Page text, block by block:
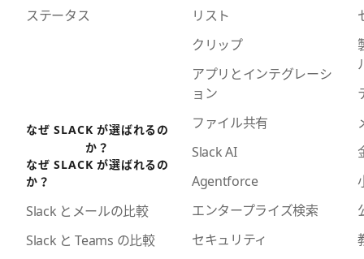
ステータス
なぜ SLACK が選ばれるの
か？
なぜ SLACK が選ばれるの
か？
Slack とメールの比較
Slack と Teams の比較
リスト
クリップ
アプリとインテグレーシ
ョン
ファイル共有
Slack AI
Agentforce
エンタープライズ検索
セキュリティ